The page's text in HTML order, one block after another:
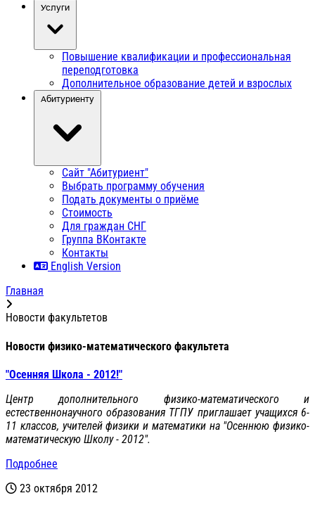
Услуги
Повышение квалификации и профессиональная
переподготовка
Дополнительное образование детей и взрослых
Абитуриенту
Сайт "Абитуриент"
Выбрать программу обучения
Подать документы о приёме
Стоимость
Для граждан СНГ
Группа ВКонтакте
Контакты
English Version
Главная
Новости факультетов
Новости физико-математического факультета
"Осенняя Школа - 2012!"
Центр дополнительного физико-математического и
естественнонаучного образования ТГПУ приглашает учащихся 6-
11 классов, учителей физики и математики на "Осеннюю физико-
математическую Школу - 2012".
Подробнее
23 октября 2012